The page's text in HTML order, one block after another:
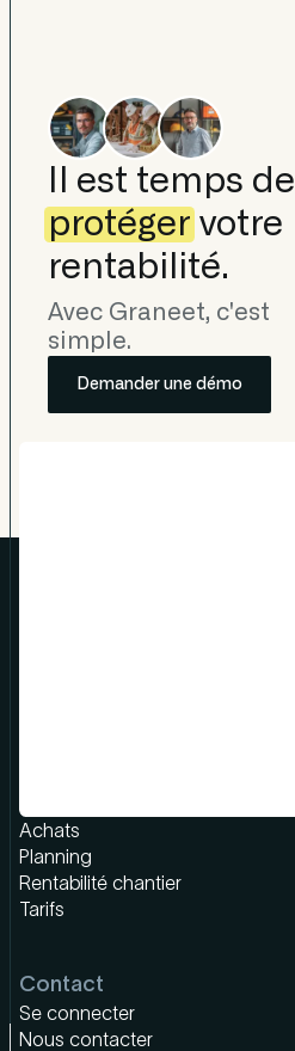
Il est temps de
protéger votre
rentabilité.
Avec Graneet, c'est
simple.
Demander une démo
Achats
Planning
Rentabilité chantier
Tarifs
Contact
Se connecter
Nous contacter